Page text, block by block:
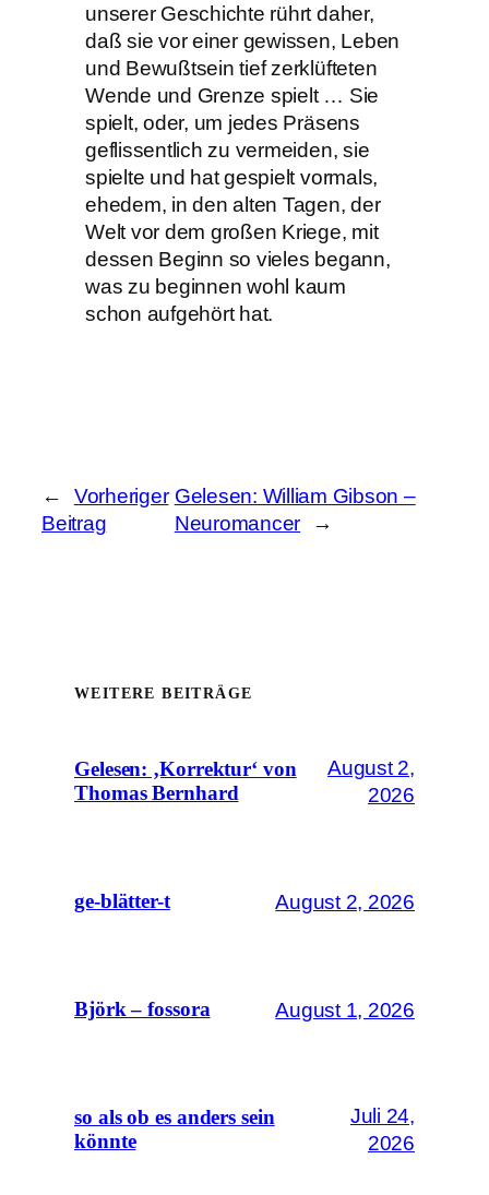
unserer Geschichte rührt daher,
daß sie vor einer gewissen, Leben
und Bewußtsein tief zerklüfteten
Wende und Grenze spielt … Sie
spielt, oder, um jedes Präsens
geflissentlich zu vermeiden, sie
spielte und hat gespielt vormals,
ehedem, in den alten Tagen, der
Welt vor dem großen Kriege, mit
dessen Beginn so vieles begann,
was zu beginnen wohl kaum
schon aufgehört hat.
←
Vorheriger
Beitrag
Gelesen: William Gibson –
Neuromancer
→
WEITERE BEITRÄGE
Gelesen: ‚Korrektur‘ von
Thomas Bernhard
August 2,
2026
ge-blätter-t August 2, 2026
Björk – fossora August 1, 2026
so als ob es anders sein
könnte
Juli 24,
2026